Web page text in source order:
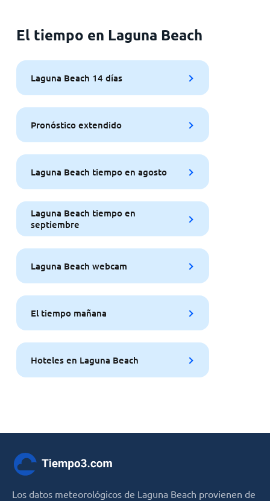
El tiempo en Laguna Beach
Laguna Beach 14 días
Pronóstico extendido
Laguna Beach tiempo en agosto
Laguna Beach tiempo en
septiembre
Laguna Beach webcam
El tiempo mañana
Hoteles en Laguna Beach
Los datos meteorológicos de Laguna Beach provienen de